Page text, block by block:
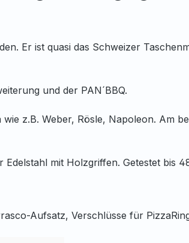
Er ist quasi das Schweizer
und der PAN´BBQ.
z.B. Weber, Rösle, Napoleon. Am
mit Holzgriffen. Getestet bis
Aufsatz, Verschlüsse für